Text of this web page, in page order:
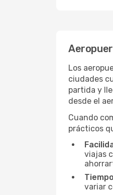
Los
ciudades
partida y
desde el
Cuando
prácticos
viajas
variar